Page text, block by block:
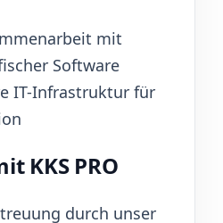
mit
Software
IT-Infrastruktur für
KKS PRO
durch unser